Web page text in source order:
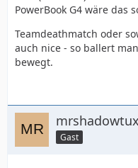
PowerBook G4 wäre das
Teamdeathmatch oder
auch nice - so ballert
bewegt.
mrshadowtux
Gast